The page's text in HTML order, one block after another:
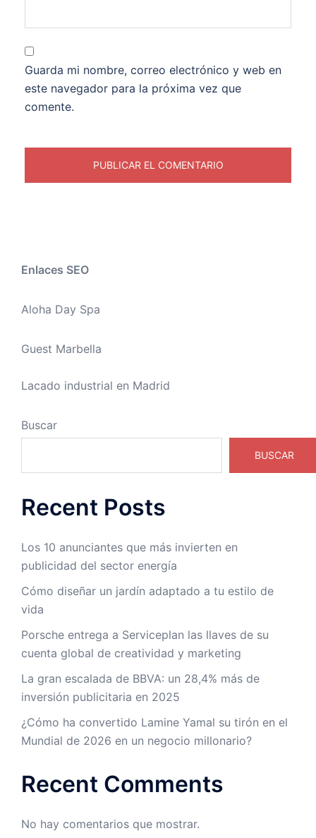
Guarda mi nombre, correo electrónico y web en
este navegador para la próxima vez que
comente.
Enlaces SEO
Aloha Day Spa
Guest Marbella
Lacado industrial en Madrid
Buscar
BUSCAR
Recent Posts
Los 10 anunciantes que más invierten en
publicidad del sector energía
Cómo diseñar un jardín adaptado a tu estilo de
vida
Porsche entrega a Serviceplan las llaves de su
cuenta global de creatividad y marketing
La gran escalada de BBVA: un 28,4% más de
inversión publicitaria en 2025
¿Cómo ha convertido Lamine Yamal su tirón en el
Mundial de 2026 en un negocio millonario?
Recent Comments
No hay comentarios que mostrar.